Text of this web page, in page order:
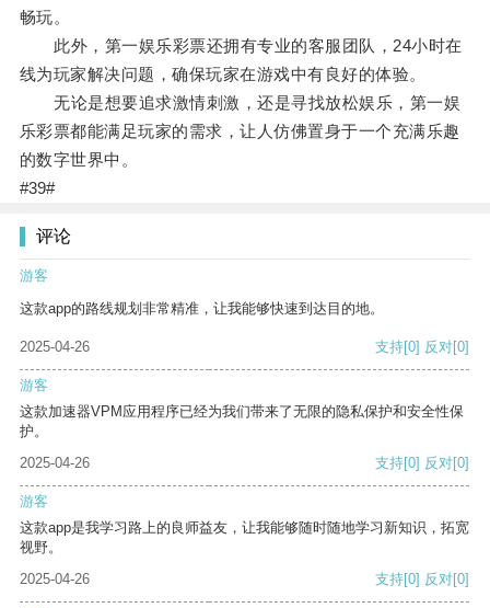
畅玩。
此外，第一娱乐彩票还拥有专业的客服团队，24小时在
线为玩家解决问题，确保玩家在游戏中有良好的体验。
无论是想要追求激情刺激，还是寻找放松娱乐，第一娱
乐彩票都能满足玩家的需求，让人仿佛置身于一个充满乐趣
的数字世界中。
#39#
评论
游客
这款app的路线规划非常精准，让我能够快速到达目的地。
2025-04-26 支持[0] 反对[0]
游客
这款加速器VPM应用程序已经为我们带来了无限的隐私保护和安全性保
护。
2025-04-26
支持[0] 反对[0]
游客
这款app是我学习路上的良师益友，让我能够随时随地学习新知识，拓宽
视野。
2025-04-26
支持[0] 反对[0]